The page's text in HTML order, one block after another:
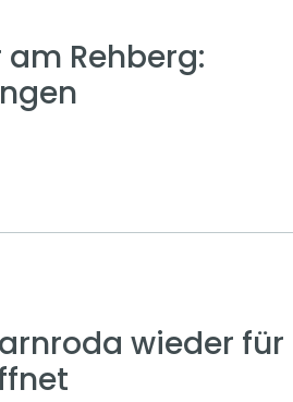
Rehberg:
wieder für